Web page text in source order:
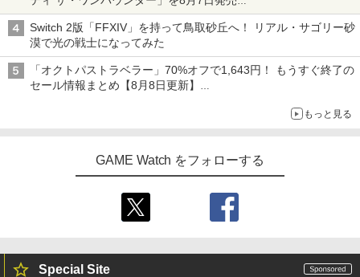
「特製ガーリックマヨソース」を使用した超大型チーズバーガー
Switch 2版「FFXIV」を持って鳥取砂丘へ！ リアル・サゴリー砂
漠で光の戦士になってみた
「オクトパストラベラー」70%オフで1,643円！ もうすぐ終了の
セール情報まとめ【8月8日更新】
もっと見る
GAME Watch をフォローする
Special Site